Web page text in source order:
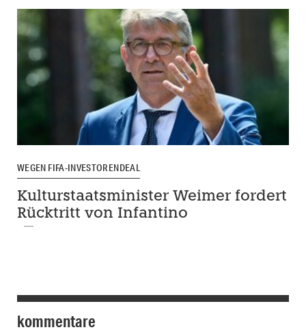
WEGEN FIFA-INVESTORENDEAL
Kulturstaatsminister Weimer fordert
Rücktritt von Infantino
kommentare